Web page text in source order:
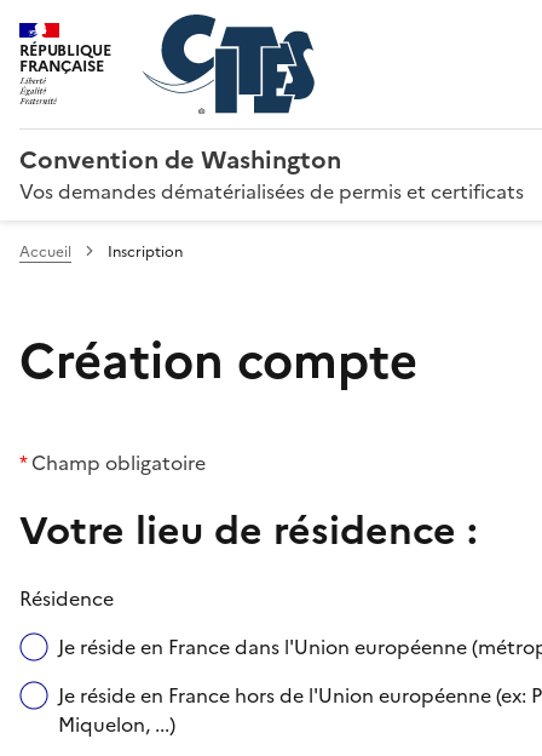
RÉPUBLIQUE
FRANÇAISE
Convention de Washington
Vos demandes dématérialisées de permis et certificats
Accueil Inscription
Création compte
*Champ obligatoire
Votre lieu de résidence :
Résidence
Je réside en France dans l'Union européenne
Je réside en France hors de l'Union européenne
Miquelon, ...)